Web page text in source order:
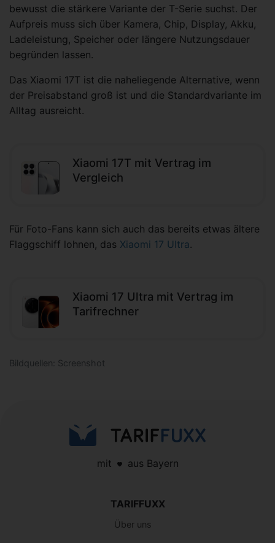
bewusst die stärkere Variante der T-Serie suchst. Der
Aufpreis muss sich über Kamera, Chip, Display, Akku,
Ladeleistung, Speicher oder längere Nutzungsdauer
begründen lassen.
Das Xiaomi 17T ist die naheliegende Alternative, wenn
der Preisabstand groß ist und die Standardvariante im
Alltag ausreicht.
Xiaomi 17T mit Vertrag im
Vergleich
Für Foto-Fans kann sich auch das bereits etwas ältere
Flaggschiff lohnen, das Xiaomi 17 Ultra.
Xiaomi 17 Ultra mit Vertrag im
Tarifrechner
Bildquellen: Screenshot
mit aus Bayern
TARIFFUXX
Über uns